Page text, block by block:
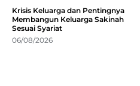
Krisis Keluarga dan Pentingnya
Membangun Keluarga Sakinah
Sesuai Syariat
06/08/2026